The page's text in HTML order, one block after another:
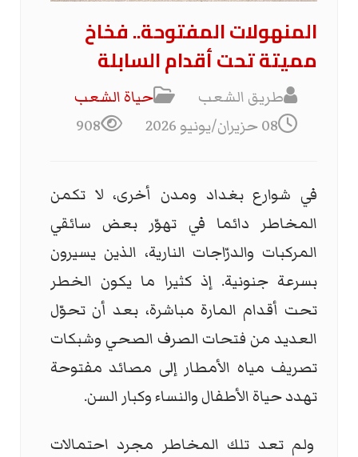
المنهولات المفتوحة.. فخاخ
مميتة تحت أقدام السابلة
طريق الشعب
حياة الشعب
08 حزيران/يونيو 2026
908
في شوارع بغداد ومدن أخرى، لا تكمن
المخاطر دائما في تهوّر بعض سائقي
المركبات والدرّاجات النارية، الذين يسيرون
بسرعة جنونية. إذ كثيرا ما يكون الخطر
تحت أقدام المارة مباشرة، بعد أن تحوّل
العديد من فتحات الصرف الصحي وشبكات
تصريف مياه الأمطار إلى مصائد مفتوحة
تهدد حياة الأطفال والنساء وكبار السن.
ولم تعد تلك المخاطر مجرد احتمالات